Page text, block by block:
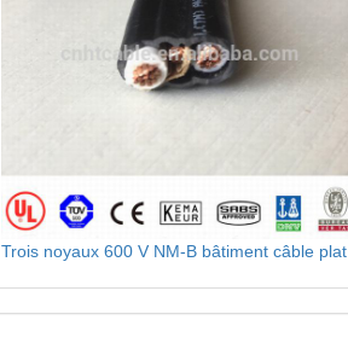
Trois noyaux 600 V NM-B bâtiment câble plat